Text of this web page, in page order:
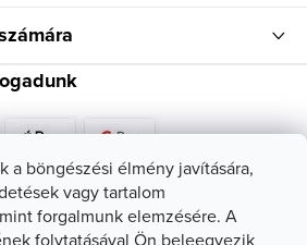
a böngészési élmény javítására,
vagy tartalom
forgalmunk elemzésére. A
folytatásával Ön beleegyezik